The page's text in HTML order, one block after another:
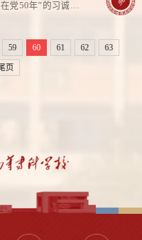
党50年”的习诚、何
59 60 61 62 63
页